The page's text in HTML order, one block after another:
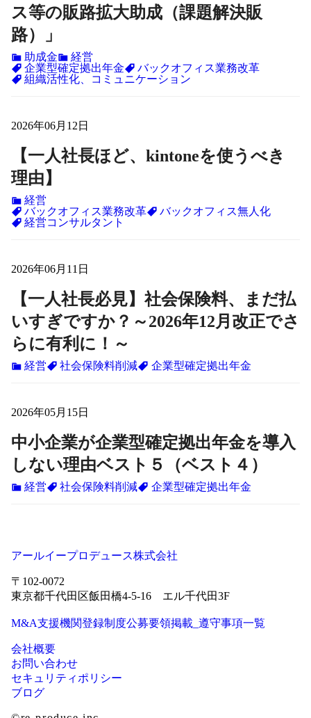
ス等の販路拡大助成（課題解決販
路）」
助成金
経営
企業型確定拠出年金
バックオフィス業務改革
組織活性化、コミュニケーション
2026年06月12日
【一人社長ほど、kintoneを使うべき
理由】
経営
バックオフィス業務改革
バックオフィス無人化
経営コンサルタント
2026年06月11日
【一人社長必見】社会保険料、まだ払
いすぎですか？～2026年12月改正でさ
らに有利に！～
経営 社会保険料削減 企業型確定拠出年金
2026年05月15日
中小企業が企業型確定拠出年金を導入
しない理由ベスト５（ベスト４）
経営 社会保険料削減 企業型確定拠出年金
アールイープロデュース株式会社
〒102-0072
東京都千代田区飯田橋4-5-16 エル千代田3F
M&A支援機関登録制度公募要領掲載_遵守事項一覧
会社概要
お問い合わせ
セキュリティポリシー
ブログ